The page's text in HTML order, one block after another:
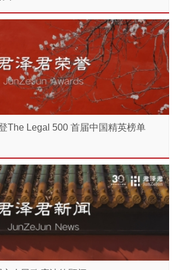
The Legal 500 首届中国精英榜单